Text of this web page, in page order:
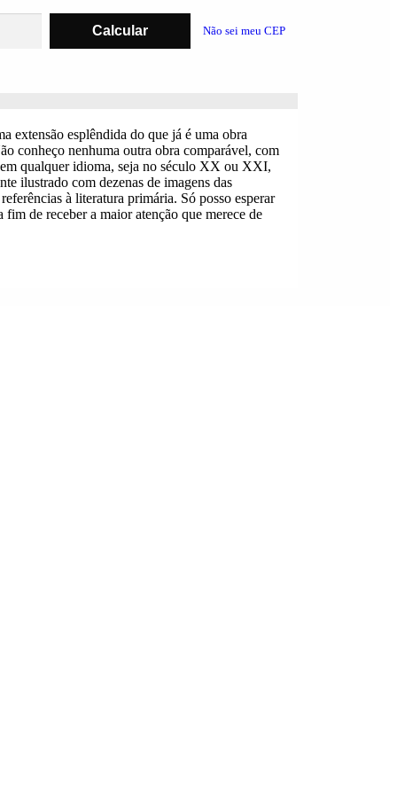
Não sei meu CEP
extensão esplêndida do que já é uma obra
conheço nenhuma outra obra comparável, com
qualquer idioma, seja no século XX ou XXI,
ilustrado com dezenas de imagens das
à literatura primária. Só posso esperar
de receber a maior atenção que merece de